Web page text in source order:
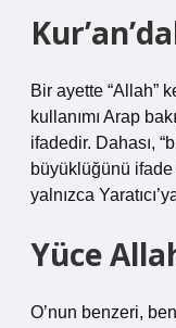
Bir ayette “Allah”
kullanımı Arap
ifadedir. Dahası,
büyüklüğünü ifade
yalnızca
Yüce
O’nun benzeri,